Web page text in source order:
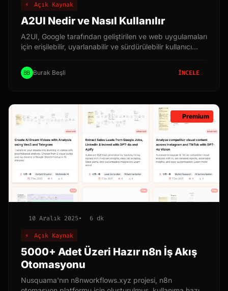
⚡ Açık Kaynak
A2UI Nedir ve Nasıl Kullanılır
A2UI, Google tarafından geliştirilen ve web uygulamaları
için erişilebilir, uyarlanabilir ve sürdürülebilir kullanıcı
makalede, A2UI'nin ne olduğunu, temel prensiplerini ve
nasıl kullanılabileceğini detaylı bir şekilde inceleyeceğiz.
karar vermenize yardımcı olmayı amaçlıyoruz.
Burak Beşli İNCELE
Premium
10 Aralık 2025• 6 dk
⚡ Açık Kaynak
5000+ Adet Üzeri Hazır n8n İş Akış
Otomasyonu
Nusquama'nın n8nworkflows.xyz projesi, n8n